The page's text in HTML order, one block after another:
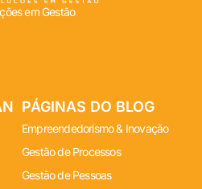
em Gestão
PÁGINAS DO BLOG
Empreendedorismo & Inovação
Gestão de Processos
Gestão de Pessoas